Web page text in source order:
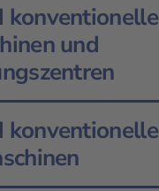
konventionelle
und
konventionelle